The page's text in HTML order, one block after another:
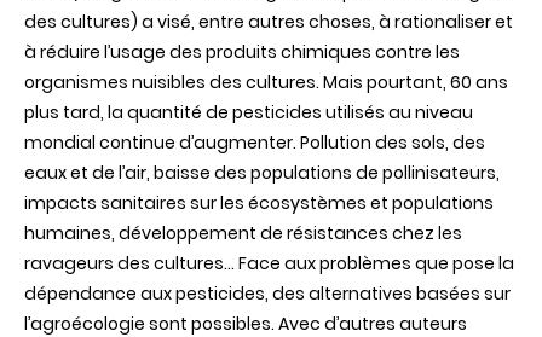
des cultures) a visé, entre autres choses, à rationaliser et
à réduire l’usage des produits chimiques contre les
organismes nuisibles des cultures. Mais pourtant, 60 ans
plus tard, la quantité de pesticides utilisés au niveau
mondial continue d’augmenter. Pollution des sols, des
eaux et de l’air, baisse des populations de pollinisateurs,
impacts sanitaires sur les écosystèmes et populations
humaines, développement de résistances chez les
ravageurs des cultures… Face aux problèmes que pose la
dépendance aux pesticides, des alternatives basées sur
l’agroécologie sont possibles. Avec d’autres auteurs